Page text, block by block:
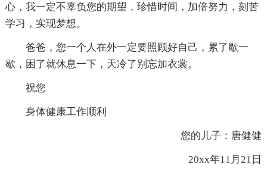
心，我一定不辜负您的期望，珍惜时间，加倍努力，刻苦
学习，实现梦想。
爸爸，您一个人在外一定要照顾好自己，累了歇一
歇，困了就休息一下，天冷了别忘加衣裳。
祝您
身体健康工作顺利
您的儿子：唐健健
20xx年11月21日